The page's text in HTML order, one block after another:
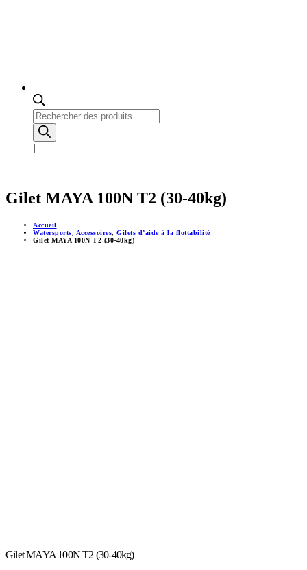
Recherche
de
produits
Gilet MAYA 100N T2 (30-40kg)
Accueil
Watersports, Accessoires, Gilets d’aide à la flottabilité
Gilet MAYA 100N T2 (30-40kg)
Gilet MAYA 100N T2 (30-40kg)